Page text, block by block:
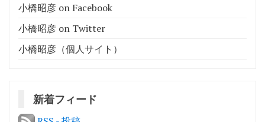
小橋昭彦 on Facebook
小橋昭彦 on Twitter
小橋昭彦（個人サイト）
新着フィード